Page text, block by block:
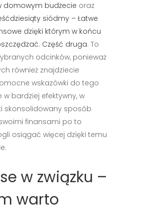
domowym budżecie oraz
siódmy – Łatwe
dzięki którym w końcu
Część druga. To
odcinków, ponieważ
również znajdziecie
wskazówki do tego
w bardziej efektywny, w
skonsolidowany sposób
finansami po to
osiągać więcej dzięki temu
w związku –
warto